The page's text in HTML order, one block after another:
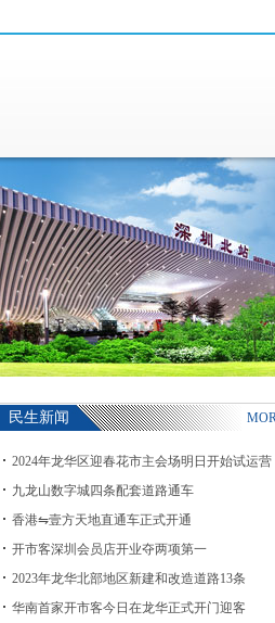
民生新闻
2024年龙华区迎春花市主会场明日开始试运营
九龙山数字城四条配套道路通车
香港⇋壹方天地直通车正式开通
开市客深圳会员店开业夺两项第一
2023年龙华北部地区新建和改造道路13条
华南首家开市客今日在龙华正式开门迎客